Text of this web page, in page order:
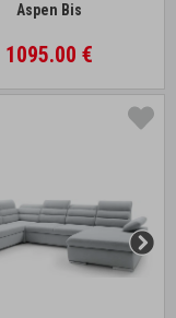
Aspen Bis
1095.00 €